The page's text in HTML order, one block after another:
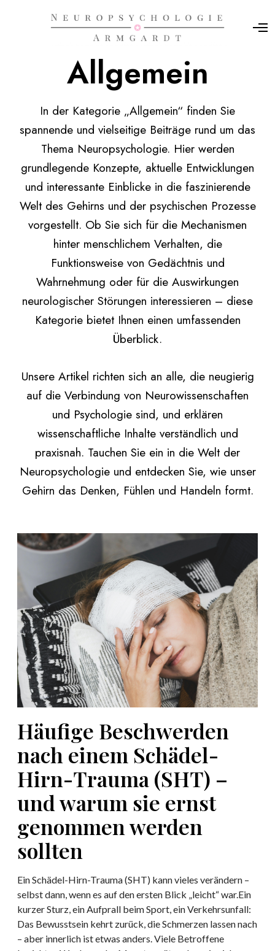
O
Allgemein
In der Kategorie „Allgemein“ finden Sie
spannende und vielseitige Beiträge rund um das
Thema Neuropsychologie. Hier werden
grundlegende Konzepte, aktuelle Entwicklungen
und interessante Einblicke in die faszinierende
Welt des Gehirns und der psychischen Prozesse
vorgestellt. Ob Sie sich für die Mechanismen
hinter menschlichem Verhalten, die
Funktionsweise von Gedächtnis und
Wahrnehmung oder für die Auswirkungen
neurologischer Störungen interessieren – diese
Kategorie bietet Ihnen einen umfassenden
Überblick.
Unsere Artikel richten sich an alle, die neugierig
auf die Verbindung von Neurowissenschaften
und Psychologie sind, und erklären
wissenschaftliche Inhalte verständlich und
praxisnah. Tauchen Sie ein in die Welt der
Neuropsychologie und entdecken Sie, wie unser
Gehirn das Denken, Fühlen und Handeln formt.
H
u
g
e
B
e
s
c
h
d
e
n
n
c
h
i
n
e
m
S
Häufige Beschwerden
nach einem Schädel-
Hirn-Trauma (SHT) –
und warum sie ernst
genommen werden
sollten
Ein Schädel-Hirn-Trauma (SHT) kann vieles verändern –
selbst dann, wenn es auf den ersten Blick „leicht“ war.Ein
kurzer Sturz, ein Aufprall beim Sport, ein Verkehrsunfall:
Das Bewusstsein kehrt zurück, die Schmerzen lassen nach
– aber innerlich ist etwas anders. Viele Betroffene